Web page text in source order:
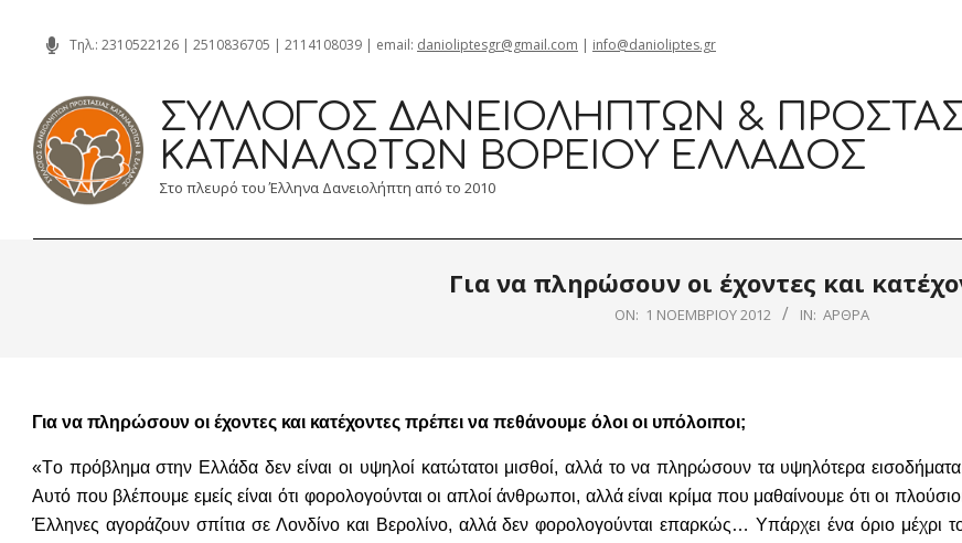
content
Τηλ.: 2310522126 | 2510836705 | 2114108039 | email: danioliptesgr@gmail.com | info@danioliptes.gr
ΣΎΛΛΟΓΟΣ ΔΑΝΕΙΟΛΗΠΤΏΝ &
ΚΑΤΑΝΑΛΩΤΏΝ ΒΟΡΕΊΟΥ ΕΛΛΆΔΟΣ
Στο πλευρό του Έλληνα Δανειολήπτη από το 2010
Για να πληρώσουν οι έχοντες και
ON: 1 ΝΟΕΜΒΡΊΟΥ 2012 IN: ΆΡΘΡΑ
Για να πληρώσουν οι έχοντες και κατέχοντες πρέπει να πεθάνουμε όλοι οι υπόλοιποι;
«Tο πρόβλημα στην Ελλάδα δεν είναι οι υψηλοί κατώτατοι μισθοί, αλλά το να πληρώσουν τα υψηλότερα
Αυτό που βλέπουμε εμείς είναι ότι φορολογούνται οι απλοί άνθρωποι, αλλά είναι κρίμα που μαθαίνουμε ότι οι
Έλληνες αγοράζουν σπίτια σε Λονδίνο και Βερολίνο, αλλά δεν φορολογούνται επαρκώς… Υπάρχει ένα όριο μέχρι